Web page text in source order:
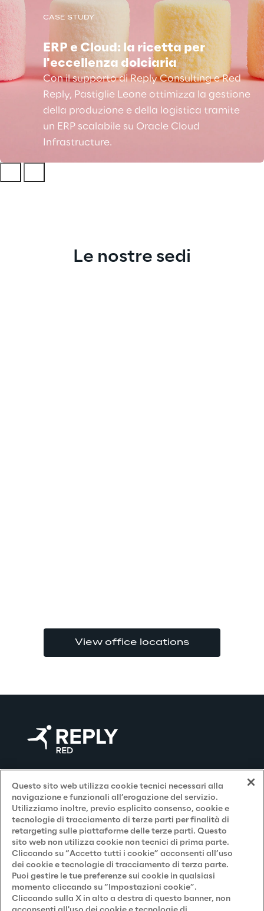
CASE STUDY
ERP e Cloud: la ricetta per
l'eccellenza dolciaria
Con il supporto di Reply Consulting e Red
Reply, Pastiglie Leone ottimizza la gestione
della produzione e della logistica tramite
un ERP scalabile su Oracle Cloud
Infrastructure.
Le nostre sedi
View office locations
Privacy and Legal
Privacy & Cookie Policy
Privacy Notice(Candidato)
Privacy Notice(Cliente)
Questo sito web utilizza cookie tecnici necessari alla
navigazione e funzionali all’erogazione del servizio.
Utilizziamo inoltre, previo esplicito consenso, cookie e
tecnologie di tracciamento di terze parti per finalità di
retargeting sulle piattaforme delle terze parti. Questo
sito web non utilizza cookie non tecnici di prima parte.
Cliccando su “Accetto tutti i cookie” acconsenti all’uso
dei cookie e tecnologie di tracciamento di terza parte.
Puoi gestire le tue preferenze sui cookie in qualsiasi
momento cliccando su “Impostazioni cookie”.
Cliccando sulla X in alto a destra di questo banner, non